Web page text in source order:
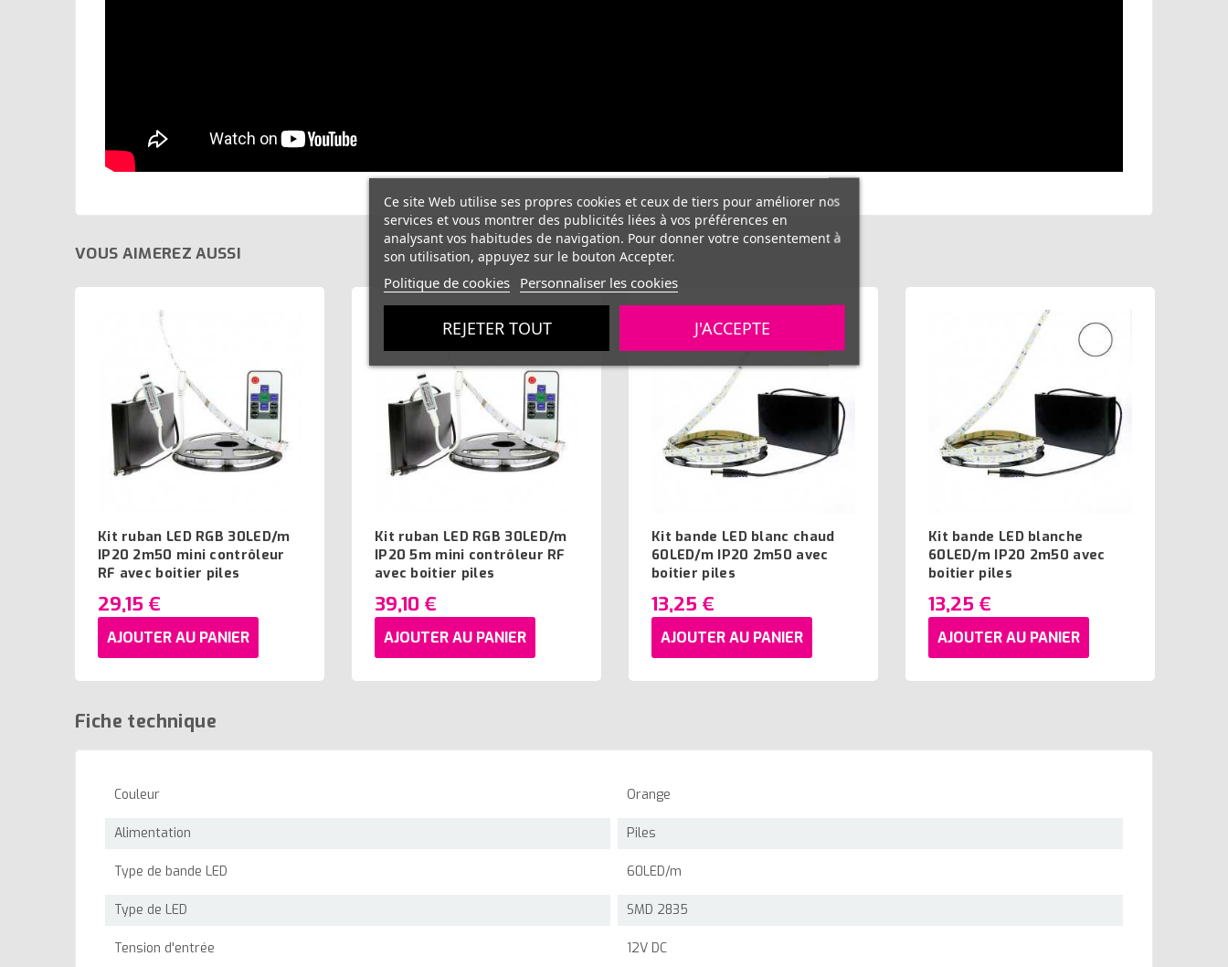
VOUS AIMEREZ AUSSI
Kit ruban LED RGB 30LED/m
IP20 2m50 mini contrôleur
RF avec boitier piles
29,15 €
AJOUTER AU PANIER
Kit ruban LED RGB 30LED/m
IP20 5m mini contrôleur RF
avec boitier piles
39,10 €
AJOUTER AU PANIER
Kit bande LED blanc chaud
60LED/m IP20 2m50 avec
boitier piles
13,25 €
AJOUTER AU PANIER
Kit bande LED blanche
60LED/m IP20 2m50 avec
boitier piles
13,25 €
AJOUTER AU PANIER
Fiche technique
Couleur Orange
Alimentation Piles
Type de bande LED 60LED/m
Type de LED SMD 2835
Tension d'entrée 12V DC
Ce site Web utilise ses propres cookies et ceux de tiers pour améliorer nos
services et vous montrer des publicités liées à vos préférences en
analysant vos habitudes de navigation. Pour donner votre consentement à
son utilisation, appuyez sur le bouton Accepter.
Politique de cookies Personnaliser les cookies
REJETER TOUT J'ACCEPTE